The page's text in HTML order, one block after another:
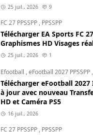
25 juil., 2026 9
FC 27 PPSSPP , PPSSPP
Télécharger EA Sports FC 27
Graphismes HD Visages
25 juil., 2026 1
Efootball ,eFootball 2027 PPSSPP ,
Télécharger eFootball 2027
à jour avec nouveau
HD et Caméra PS5
16 juil., 2026
FC 27 PPSSPP , PPSSPP